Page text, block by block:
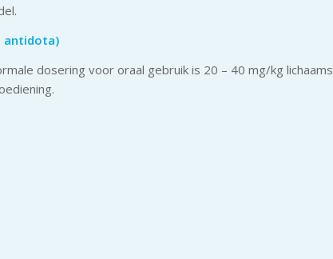
antidota)
dosering voor oraal gebruik is 20 – 40 mg/kg